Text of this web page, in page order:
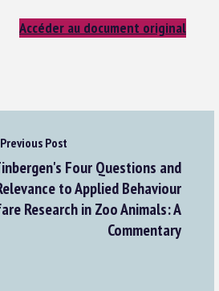
Accéder au document original
Previous Post
Four Questions and
to Applied Behaviour
Research in Zoo Animals: A
Commentary